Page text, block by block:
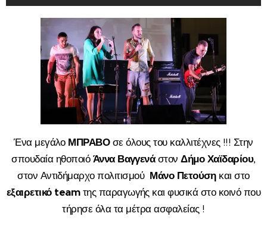
Ένα μεγάλο ΜΠΡΑΒΟσε όλους του καλλιτέχνες !!! Στην
σπουδαία ηθοποιόΆννα ΒαγγενάστονΔήμο Χαϊδαρίου,
στον Αντιδήμαρχο πολιτισμού Μάνο Πετούσηκαι στο
εξαιρετικό teamτης παραγωγής και φυσικά στο κοινό που
τήρησε όλα τα μέτρα ασφαλείας !